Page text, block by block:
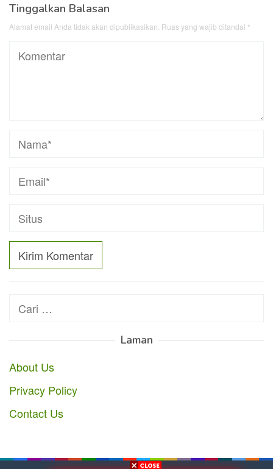
Tinggalkan Balasan
Alamat email Anda tidak akan dipublikasikan. Ruas yang wajib ditandai *
Cari
Laman
About Us
Privacy Policy
Contact Us